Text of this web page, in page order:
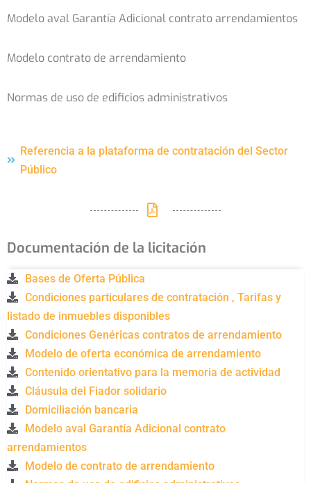
Modelo aval Garantía Adicional contrato arrendamientos
Modelo contrato de arrendamiento
Normas de uso de edificios administrativos
Referencia a la plataforma de contratación del Sector
Público
Documentación de la licitación
Bases de Oferta Pública
Condiciones particulares de contratación , Tarifas y
listado de inmuebles disponibles
Condiciones Genéricas contratos de arrendamiento
Modelo de oferta económica de arrendamiento
Contenido orientativo para la memoria de actividad
Cláusula del Fiador solidario
Domiciliación bancaria
Modelo aval Garantía Adicional contrato
arrendamientos
Modelo de contrato de arrendamiento